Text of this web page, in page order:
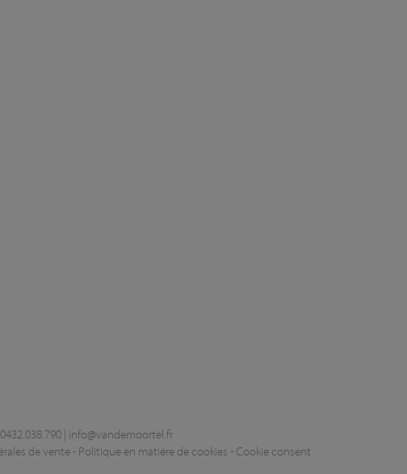
| info@vandemoortel.fr
de vente- Politique en matière de cookies - Cookie consent